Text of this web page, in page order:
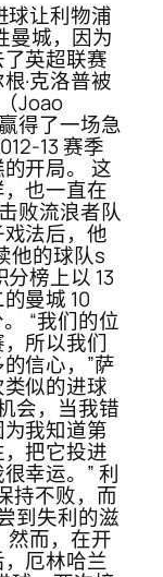
球让利物浦
曼城，因为
英超联赛
·克洛普被
Joao
得了一场急
13 赛季
开局。 这
也一直在
败流浪者队
法后，他
他的球队s
榜上以 13
曼城 10
“我们的位
所以我们
信心，”萨
似的进球
会，当我错
我知道第
把它投进
幸运。” 利
持不败，而
到失利的滋
然而，在开
厄林哈兰